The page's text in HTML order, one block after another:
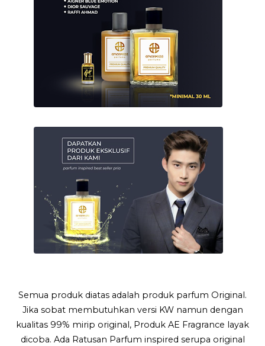
Semua produk diatas adalah produk parfum Original.
Jika sobat membutuhkan versi KW namun dengan
kualitas 99% mirip original, Produk AE Fragrance layak
dicoba. Ada Ratusan Parfum inspired serupa original